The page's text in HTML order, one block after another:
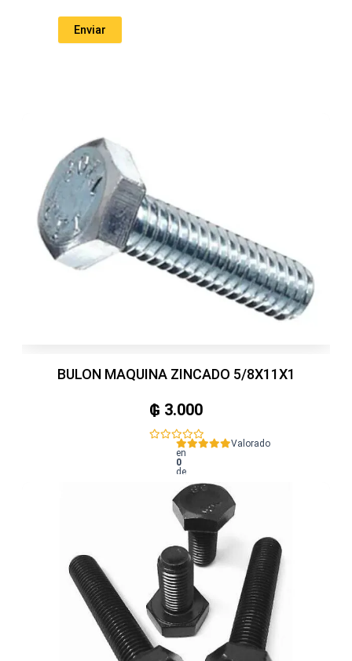
BULON MAQUINA ZINCADO 5/8X11X1
₲ 3.000
Valorado
en
0
de